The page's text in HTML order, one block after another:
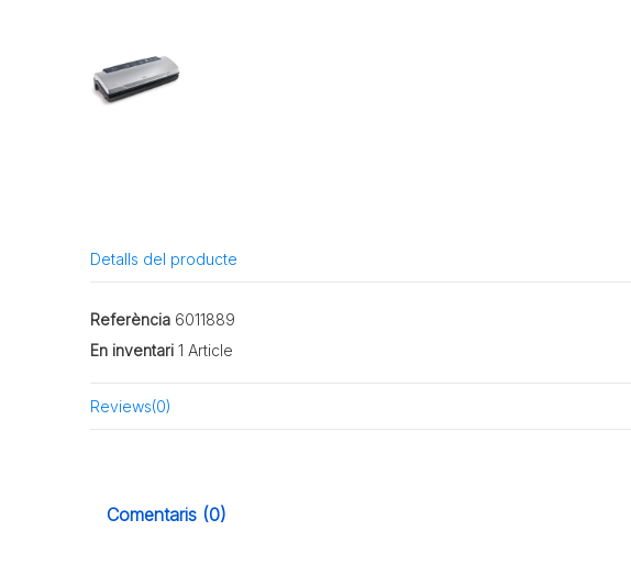
Detalls del producte
Referència 6011889
En inventari 1 Article
Reviews(0)
Comentaris (0)